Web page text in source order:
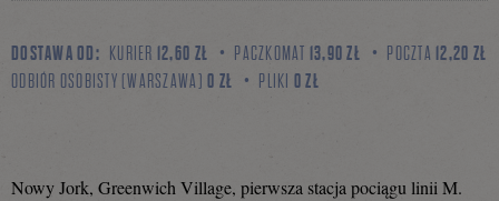
DOSTAWA OD: KURIER 12,60 ZŁ PACZKOMAT 13,90 ZŁ POCZTA 12,20 ZŁ
ODBIÓR OSOBISTY (WARSZAWA) 0 ZŁ PLIKI 0 ZŁ
Nowy Jork, Greenwich Village, pierwsza stacja pociągu linii M.